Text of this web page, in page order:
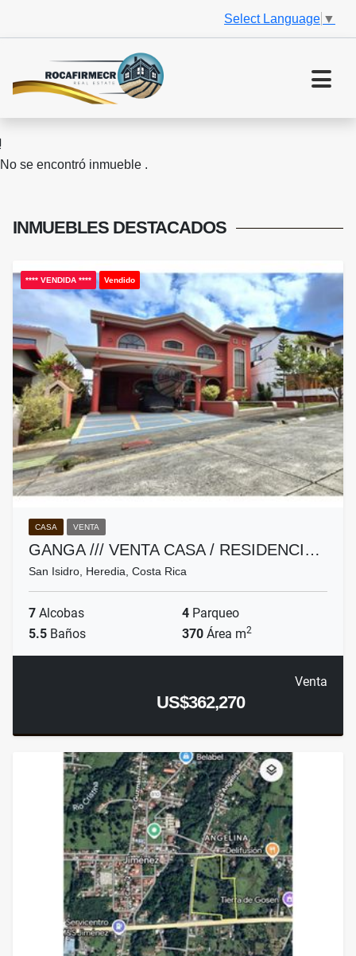
Select Language ▼
No se encontró inmueble .
INMUEBLES DESTACADOS
**** VENDIDA **** Vendido
CASA VENTA
GANGA /// VENTA CASA / RESIDENCI…
San Isidro, Heredia, Costa Rica
7 Alcobas 4 Parqueo
5.5 Baños 370 Área m2
Venta
US$362,270